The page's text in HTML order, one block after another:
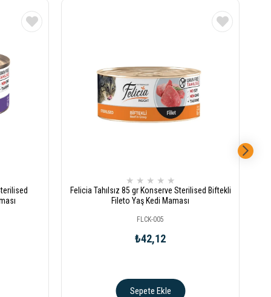
★ ★ ★ ★ ★
Felicia Tahılsız 85 gr Konserve Sterilised Biftekli
Fileto Yaş Kedi Maması
FLCK-005
₺42,12
Sepete Ekle